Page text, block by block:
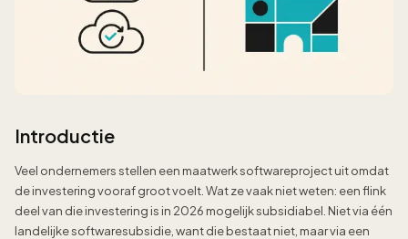
Introductie
Veel ondernemers stellen een maatwerk softwareproject uit omdat
de investering vooraf groot voelt. Wat ze vaak niet weten: een flink
deel van die investering is in 2026 mogelijk subsidiabel. Niet via één
landelijke softwaresubsidie, want die bestaat niet, maar via een